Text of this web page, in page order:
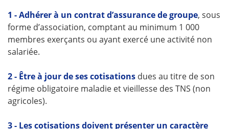
1 - Adhérer à un contrat d’assurance de groupe, sous
forme d’association, comptant au minimum 1 000
membres exerçants ou ayant exercé une activité non
salariée.
2 - Être à jour de ses cotisations dues au titre de son
régime obligatoire maladie et vieillesse des TNS (non
agricoles).
3 - Les cotisations doivent présenter un caractère